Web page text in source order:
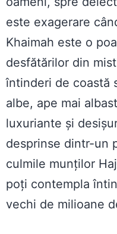
este exagerare
Khaimah este o
desfătărilor din
întinderi de coastă
albe, ape mai
luxuriante și
desprinse dintr-un
culmile munților
poți contempla
vechi de milioane